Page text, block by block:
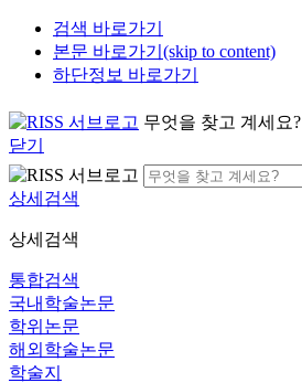
검색 바로가기
본문 바로가기(skip to content)
하단정보 바로가기
무엇을 찾고 계세요?
닫기
상세검색
상세검색
통합검색
국내학술논문
학위논문
해외학술논문
학술지